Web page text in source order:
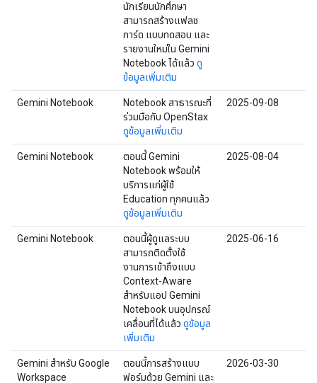
นักเรียนนักศึกษา
สามารถสร้างแฟลช
การ์ด แบบทดสอบ และ
รายงานใหม่ใน Gemini
Notebook ได้แล้ว ดู
ข้อมูลเพิ่มเติม
Gemini Notebook
Notebook สาธารณะที่
ร่วมมือกับ OpenStax
ดูข้อมูลเพิ่มเติม
2025-09-08
Gemini Notebook
ตอนนี้ Gemini
Notebook พร้อมให้
บริการแก่ผู้ใช้
Education ทุกคนแล้ว
ดูข้อมูลเพิ่มเติม
2025-08-04
Gemini Notebook
ตอนนี้ผู้ดูแลระบบ
สามารถติดตั้งใช้
งานการเข้าถึงแบบ
Context-Aware
สำหรับแอป Gemini
Notebook บนอุปกรณ์
เคลื่อนที่ได้แล้ว ดูข้อมูล
เพิ่มเติม
2025-06-16
Gemini สำหรับ Google
Workspace
ตอนนี้การสร้างแบบ
ฟอร์มด้วย Gemini และ
2026-03-30